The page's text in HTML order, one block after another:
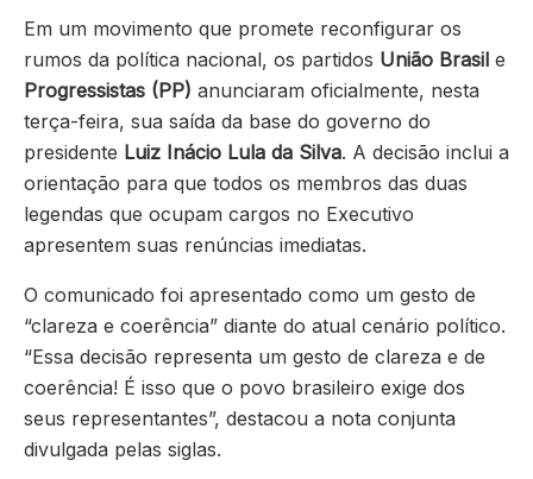
Em um movimento que promete reconfigurar os
rumos da política nacional, os partidos União Brasil e
Progressistas (PP) anunciaram oficialmente, nesta
terça-feira, sua saída da base do governo do
presidente Luiz Inácio Lula da Silva. A decisão inclui a
orientação para que todos os membros das duas
legendas que ocupam cargos no Executivo
apresentem suas renúncias imediatas.
O comunicado foi apresentado como um gesto de
“clareza e coerência” diante do atual cenário político.
“Essa decisão representa um gesto de clareza e de
coerência! É isso que o povo brasileiro exige dos
seus representantes”, destacou a nota conjunta
divulgada pelas siglas.